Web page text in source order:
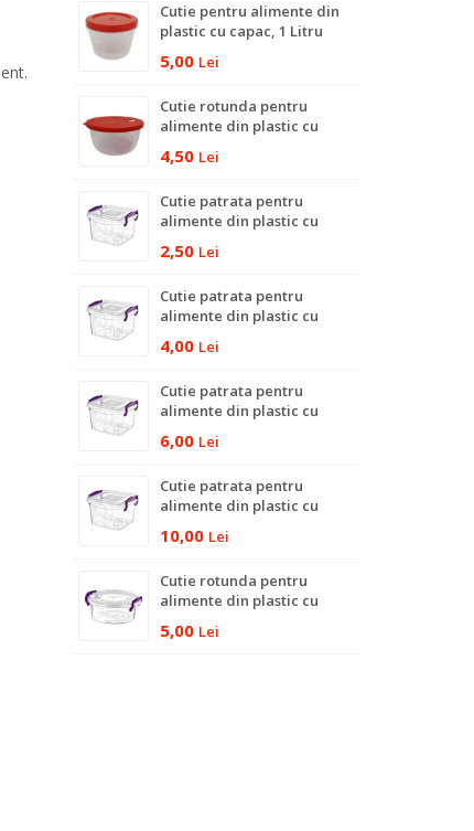
Cutie pentru alimente din
plastic cu capac, 1 Litru
5,00 Lei
Cutie rotunda pentru
alimente din plastic cu
4,50 Lei
Cutie patrata pentru
alimente din plastic cu
2,50 Lei
Cutie patrata pentru
alimente din plastic cu
4,00 Lei
Cutie patrata pentru
alimente din plastic cu
6,00 Lei
Cutie patrata pentru
alimente din plastic cu
10,00 Lei
Cutie rotunda pentru
alimente din plastic cu
5,00 Lei